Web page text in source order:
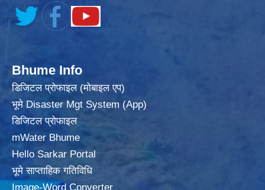
Bhume Info
डिजिटल प्रोफाइल (मोबाइल एप)
भूमे Disaster Mgt System (App)
डिजिटल प्रोफाइल
mWater Bhume
Hello Sarkar Portal
भूमे साप्ताहिक गतिविधि
Image-Word Converter